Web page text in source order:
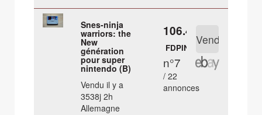
Snes-ninja
warriors: the
New
génération
pour super
nintendo (B)
Vendu il y a
3538j 2h
Allemagne
106.45 €
FDPIN
n°7
/ 22
annonces